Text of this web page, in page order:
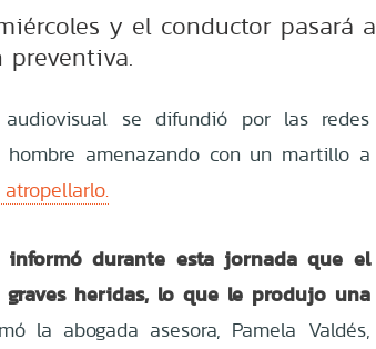
y el conductor pasará a
se difundió por las redes
amenazando con un martillo a
informó durante esta jornada que el
heridas, lo que le produjo una
la abogada asesora, Pamela Valdés,